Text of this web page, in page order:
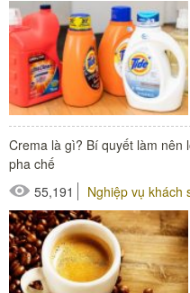
Crema là gì? Bí quyết làm nên
pha chế
55,191
Nghiệp vụ khách